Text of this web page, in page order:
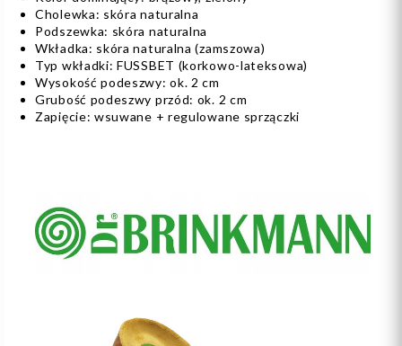
Cholewka: skóra naturalna
Podszewka: skóra naturalna
Wkładka: skóra naturalna (zamszowa)
Typ wkładki: FUSSBET (korkowo-lateksowa)
Wysokość podeszwy: ok. 2 cm
Grubość podeszwy przód: ok. 2 cm
Zapięcie: wsuwane + regulowane sprzączki